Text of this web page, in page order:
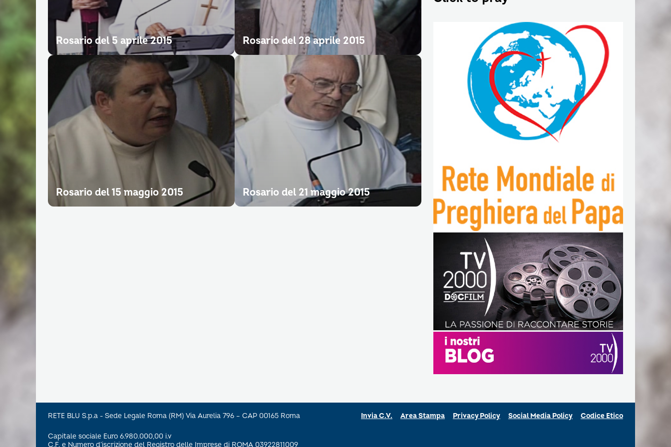
Rosario del 5 aprile 2015 Rosario del 28 aprile 2015
Rosario del 15 maggio 2015 Rosario del 21 maggio 2015
RETE BLU S.p.a - Sede Legale Roma (RM) Via Aurelia 796 – CAP 00165 Roma
Capitale sociale Euro 6.980.000,00 i.v
C.F. e Numero d’iscrizione del Registro delle Imprese di ROMA 03922811009
Invia C.V. Area Stampa Privacy Policy Social Media Policy Codice Etico